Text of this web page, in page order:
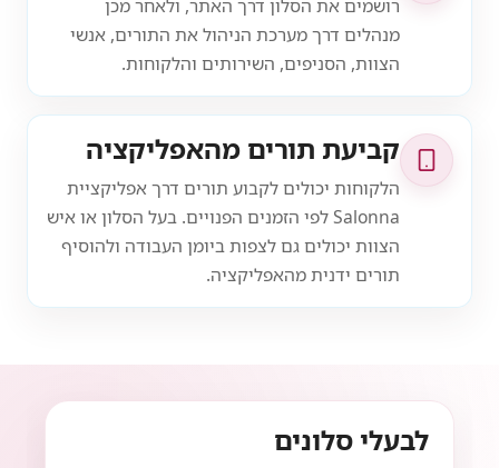
רושמים את הסלון דרך האתר, ולאחר מכן
מנהלים דרך מערכת הניהול את התורים, אנשי
הצוות, הסניפים, השירותים והלקוחות.
קביעת תורים מהאפליקציה
הלקוחות יכולים לקבוע תורים דרך אפליקציית
Salonna לפי הזמנים הפנויים. בעל הסלון או איש
הצוות יכולים גם לצפות ביומן העבודה ולהוסיף
תורים ידנית מהאפליקציה.
לבעלי סלונים